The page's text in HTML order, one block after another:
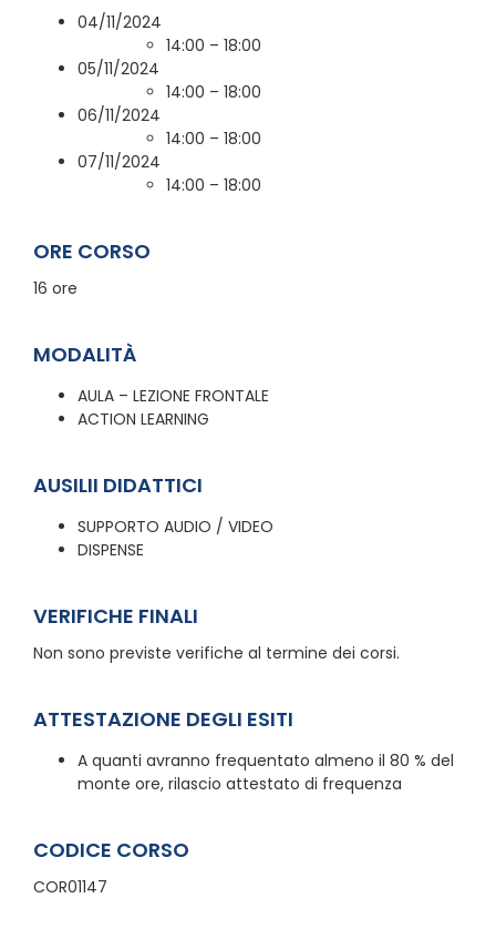
04/11/2024
14:00 – 18:00
05/11/2024
14:00 – 18:00
06/11/2024
14:00 – 18:00
07/11/2024
14:00 – 18:00
ORE CORSO
16 ore
MODALITÀ
AULA – LEZIONE FRONTALE
ACTION LEARNING
AUSILII DIDATTICI
SUPPORTO AUDIO / VIDEO
DISPENSE
VERIFICHE FINALI
Non sono previste verifiche al termine dei corsi.
ATTESTAZIONE DEGLI ESITI
A quanti avranno frequentato almeno il 80 % del
monte ore, rilascio attestato di frequenza
CODICE CORSO
COR01147